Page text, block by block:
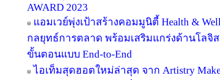
AWARD 2023
แอมเวย์พุ่งเป้าสร้างคอมมูนิตี้ Health &
กลยุทธ์การตลาด พร้อมเสริมแกร่งด้านโลจิ
ขั้นตอนแบบ End-to-End
ไอเท็มสุดฮอตใหม่ล่าสุด จาก Artistry